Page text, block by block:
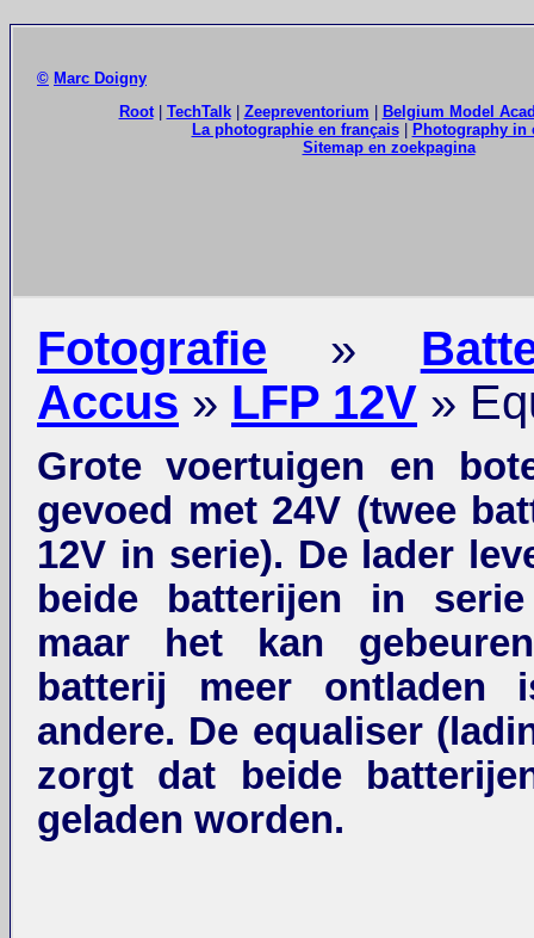
© Marc Doigny
Root| TechTalk| Zeepreventorium
Belgium Model
La photographie en français|
Photography in
Sitemap en zoekpagina
Fotografie »
Accus » LFP 12V »
Grote voertuigen en
gevoed met 24V (twee
12V in serie). De lader
beide batterijen in
maar het kan
batterij meer ontladen
andere. De equaliser
zorgt dat beide
geladen worden.